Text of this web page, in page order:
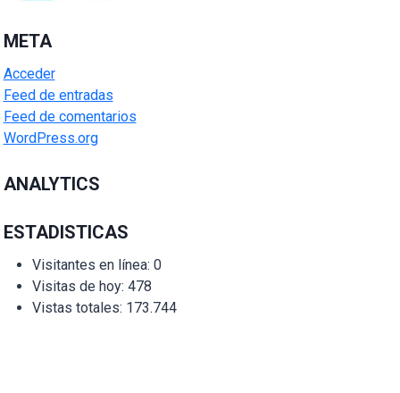
META
Acceder
Feed de entradas
Feed de comentarios
WordPress.org
ANALYTICS
ESTADISTICAS
Visitantes en línea: 0
Visitas de hoy: 478
Vistas totales: 173.744